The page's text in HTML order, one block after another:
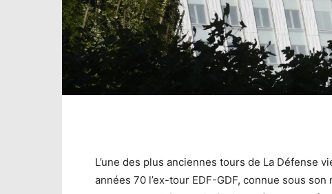
L’une des plus anciennes tours de La Défense
années 70 l’ex-tour EDF-GDF, connue sous